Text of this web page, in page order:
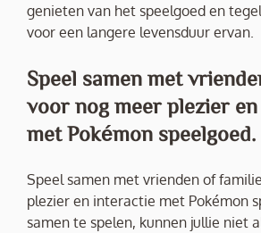
genieten van het speelgoed en
voor een langere levensduur ervan.
Speel samen met
voor nog meer plezier
met Pokémon speelgoed.
Speel samen met vrienden of
plezier en interactie met Pokémon
samen te spelen, kunnen jullie niet